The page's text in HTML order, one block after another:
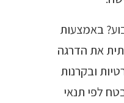
באמצעות
את הדרגה
ובקרנות
לפי תנאי